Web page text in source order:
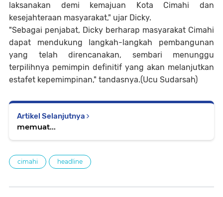
laksanakan demi kemajuan Kota Cimahi dan
kesejahteraan masyarakat," ujar Dicky.
"Sebagai penjabat, Dicky berharap masyarakat Cimahi
dapat mendukung langkah-langkah pembangunan
yang telah direncanakan, sembari menunggu
terpilihnya pemimpin definitif yang akan melanjutkan
estafet kepemimpinan," tandasnya.(Ucu Sudarsah)
Artikel Selanjutnya
memuat...
cimahi headline